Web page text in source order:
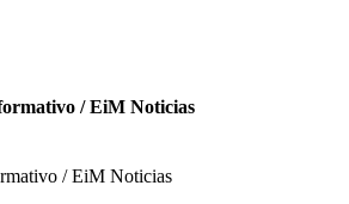
/ EiM Noticias
/ EiM Noticias